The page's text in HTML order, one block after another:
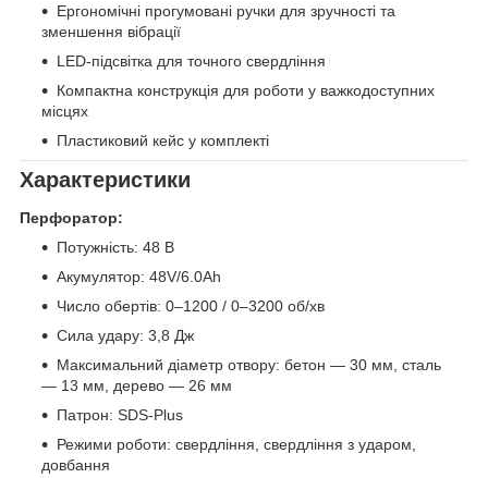
Ергономічні прогумовані ручки для зручності та
зменшення вібрації
LED-підсвітка для точного свердління
Компактна конструкція для роботи у важкодоступних
місцях
Пластиковий кейс у комплекті
Характеристики
Перфоратор:
Потужність: 48 В
Акумулятор: 48V/6.0Ah
Число обертів: 0–1200 / 0–3200 об/хв
Сила удару: 3,8 Дж
Максимальний діаметр отвору: бетон — 30 мм, сталь
— 13 мм, дерево — 26 мм
Патрон: SDS-Plus
Режими роботи: свердління, свердління з ударом,
довбання